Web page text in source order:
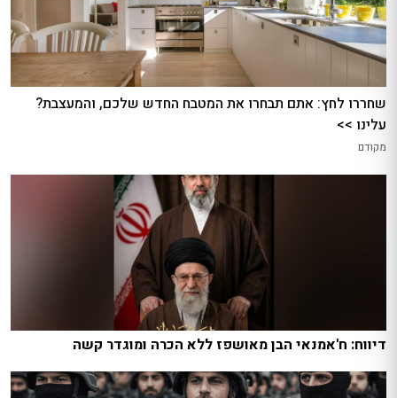
שחררו לחץ: אתם תבחרו את המטבח החדש שלכם, והמעצבת?
עלינו >>
מקודם
דיווח: ח'אמנאי הבן מאושפז ללא הכרה ומוגדר קשה